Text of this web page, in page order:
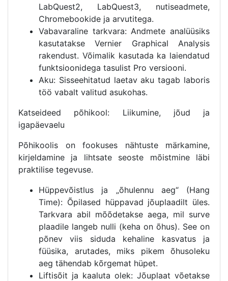
LabQuest2, LabQuest3, nutiseadmete,
Chromebookide ja arvutitega.
Vabavaraline tarkvara: Andmete analüüsiks
kasutatakse Vernier Graphical Analysis
rakendust. Võimalik kasutada ka laiendatud
funktsioonidega tasulist Pro versiooni.
Aku: Sisseehitatud laetav aku tagab laboris
töö vabalt valitud asukohas.
Katseideed põhikool: Liikumine, jõud ja
igapäevaelu
Põhikoolis on fookuses nähtuste märkamine,
kirjeldamine ja lihtsate seoste mõistmine läbi
praktilise tegevuse.
Hüppevõistlus ja „õhulennu aeg“ (Hang
Time): Õpilased hüppavad jõuplaadilt üles.
Tarkvara abil mõõdetakse aega, mil surve
plaadile langeb nulli (keha on õhus). See on
põnev viis siduda kehaline kasvatus ja
füüsika, arutades, miks pikem õhusoleku
aeg tähendab kõrgemat hüpet.
Liftisõit ja kaaluta olek: Jõuplaat võetakse